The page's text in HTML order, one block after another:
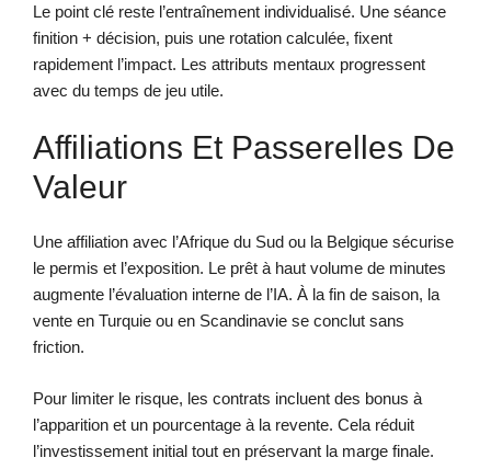
Le point clé reste l’entraînement individualisé. Une séance
finition + décision, puis une rotation calculée, fixent
rapidement l’impact. Les attributs mentaux progressent
avec du temps de jeu utile.
Affiliations Et Passerelles De
Valeur
Une affiliation avec l’Afrique du Sud ou la Belgique sécurise
le permis et l’exposition. Le prêt à haut volume de minutes
augmente l’évaluation interne de l’IA. À la fin de saison, la
vente en Turquie ou en Scandinavie se conclut sans
friction.
Pour limiter le risque, les contrats incluent des bonus à
l’apparition et un pourcentage à la revente. Cela réduit
l’investissement initial tout en préservant la marge finale.